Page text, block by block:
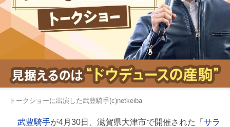
トークショーに出演した武豊騎手(c)netkeiba
武豊騎手が4月30日、滋賀県大津市で開催された「サラ